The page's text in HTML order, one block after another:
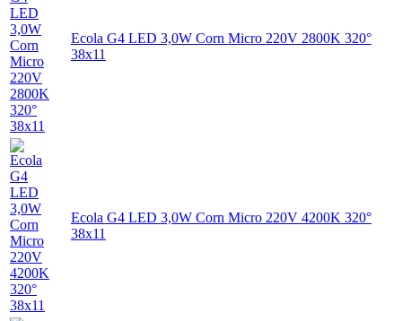
Ecola G4 LED 3,0W Corn Micro 220V 2800K 320°
38x11
Ecola G4 LED 3,0W Corn Micro 220V 4200K 320°
38x11